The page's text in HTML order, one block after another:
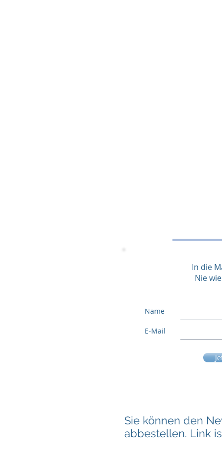
In die
Nie
Name
E-Mail
Sie können den
abbestellen. Link